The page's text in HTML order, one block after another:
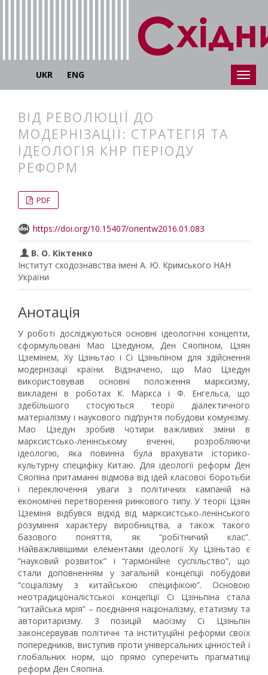
UKR ENG
ВІД РЕВОЛЮЦІЇ ДО
МОДЕРНІЗАЦІЇ: СТРАТЕГІЯ ТА
ІДЕОЛОГІЯ КНР ПЕРІОДУ
РЕФОРМ
PDF
https://doi.org/10.15407/orientw2016.01.083
В. О. Кіктенко
Інститут сходознавства імені А. Ю. Кримського НАН
України
Анотація
У роботі досліджуються основні ідеологічні концепти,
сформульовані Мао Цзедуном, Ден Сяопіном, Цзян
Цземінем, Ху Цзіньтао і Сі Цзіньпіном для здійснення
модернізації країни. Відзначено, що Мао Цзедун
використовував основні положення марксизму,
викладені в роботах К. Маркса і Ф. Енгельса, що
здебільшого стосуються теорії діалектичного
матеріалізму і наукового підґрунтя побудови комунізму.
Мао Цзедун зробив чотири важливих зміни в
марксистсько-ленінському вченні, розробляючи
ідеологію, яка повинна була врахувати історико-
культурну специфіку Китаю. Для ідеології реформ Ден
Сяопіна притаманні відмова від ідей класової боротьби
і переключення уваги з політичних кампаній на
економічні перетворення ринкового типу. У теорії Цзян
Цземіня відбувся відхід від марксистсько-ленінського
розуміння характеру виробництва, а також такого
базового поняття, як “робітничий клас”.
Найважливішими елементами ідеології Ху Цзіньтао є
“науковий розвиток” і “гармонійне суспільство”, що
стали доповненням у загальній концепції побудови
“соціалізму з китайською специфікою”. Основою
неотрадиціоналістської концепції Сі Цзіньпіна стала
“китайська мрія” – поєднання націоналізму, етатизму та
авторитаризму. З позицій маоїзму Сі Цзіньпін
законсервував політичні та інституційні реформи своїх
попередників, виступив проти універсальних цінностей і
глобальних норм, що прямо суперечить прагматиці
реформ Ден Сяопіна.